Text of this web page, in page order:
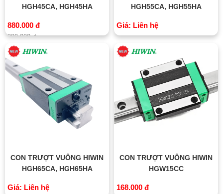
HGH45CA, HGH45HA
880.000 đ
980.000 đ
HGH55CA, HGH55HA
Giá: Liên hệ
CON TRƯỢT VUÔNG HIWIN
HGH65CA, HGH65HA
Giá: Liên hệ
CON TRƯỢT VUÔNG HIWIN
HGW15CC
168.000 đ